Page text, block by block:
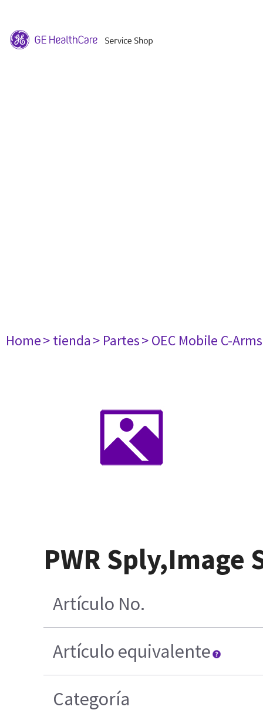
Home> tienda> Partes> OEC Mobile C-Arms
PWR Sply,Image
Artículo No.
Artículo equivalente
Categoría